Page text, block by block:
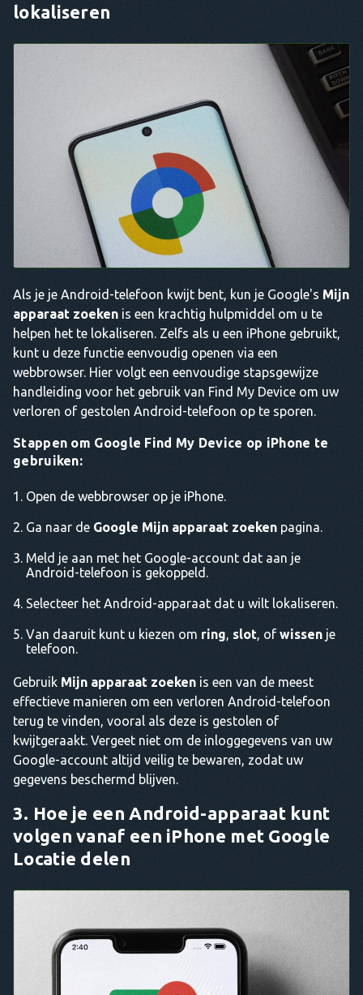
lokaliseren
Als je je Android-telefoon kwijt bent, kun je Google's Mijn
apparaat zoeken is een krachtig hulpmiddel om u te
helpen het te lokaliseren. Zelfs als u een iPhone gebruikt,
kunt u deze functie eenvoudig openen via een
webbrowser. Hier volgt een eenvoudige stapsgewijze
handleiding voor het gebruik van Find My Device om uw
verloren of gestolen Android-telefoon op te sporen.
Stappen om Google Find My Device op iPhone te
gebruiken:
Open de webbrowser op je iPhone.
Ga naar de Google Mijn apparaat zoeken pagina.
Meld je aan met het Google-account dat aan je
Android-telefoon is gekoppeld.
Selecteer het Android-apparaat dat u wilt lokaliseren.
Van daaruit kunt u kiezen om ring, slot, of wissen je
telefoon.
Gebruik Mijn apparaat zoeken is een van de meest
effectieve manieren om een verloren Android-telefoon
terug te vinden, vooral als deze is gestolen of
kwijtgeraakt. Vergeet niet om de inloggegevens van uw
Google-account altijd veilig te bewaren, zodat uw
gegevens beschermd blijven.
3. Hoe je een Android-apparaat kunt
volgen vanaf een iPhone met Google
Locatie delen